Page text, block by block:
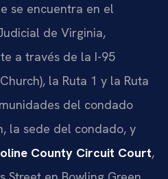
se encuentra en el
de Virginia,
a través de la I-95
la Ruta 1 y la Ruta
del condado
la sede del condado, y
County Circuit Court,